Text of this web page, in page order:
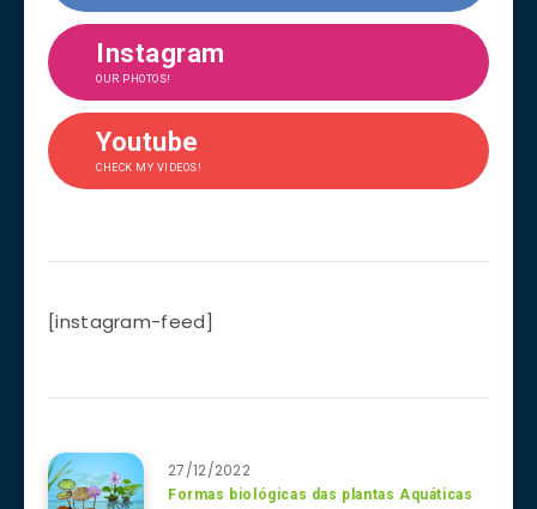
Instagram
OUR PHOTOS!
Youtube
CHECK MY VIDEOS!
[instagram-feed]
27/12/2022
Formas biológicas das plantas Aquáticas